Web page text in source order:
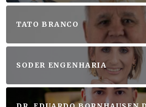
TATO BRANCO
SODER ENGENHARIA